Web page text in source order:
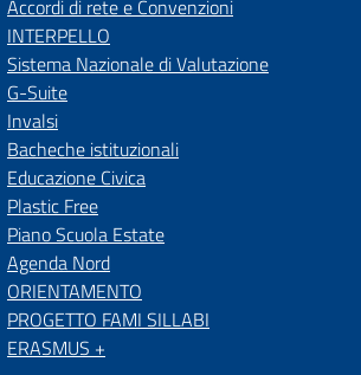
Accordi di rete e Convenzioni
INTERPELLO
Sistema Nazionale di Valutazione
G-Suite
Invalsi
Bacheche istituzionali
Educazione Civica
Plastic Free
Piano Scuola Estate
Agenda Nord
ORIENTAMENTO
PROGETTO FAMI SILLABI
ERASMUS +